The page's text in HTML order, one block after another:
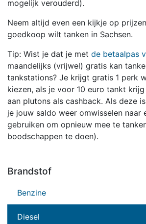
mogelijk verouderd).
Neem altijd even een kijkje op
goedkoop wilt tanken in Sachsen.
Tip: Wist je dat je met de betaalpas
maandelijks (vrijwel) gratis kan
tankstations? Je krijgt gratis 1 perk
kiezen, als je voor 10 euro tankt
aan plutons als cashback. Als deze
je jouw saldo weer omwisselen naar
gebruiken om opnieuw mee te
boodschappen te doen).
Brandstof
Benzine
Diesel